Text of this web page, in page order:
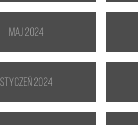
maj 2024
styczeń 2024